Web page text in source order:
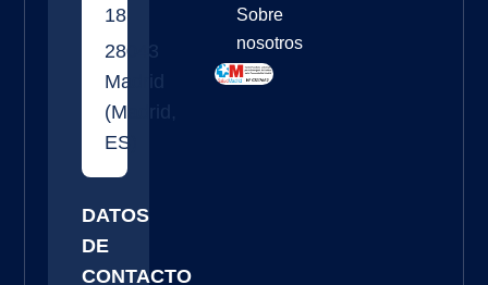
18
28043
Madrid
(Madrid ,
ES
DATOS
DE
CONTACTO
Sobre
nosotros